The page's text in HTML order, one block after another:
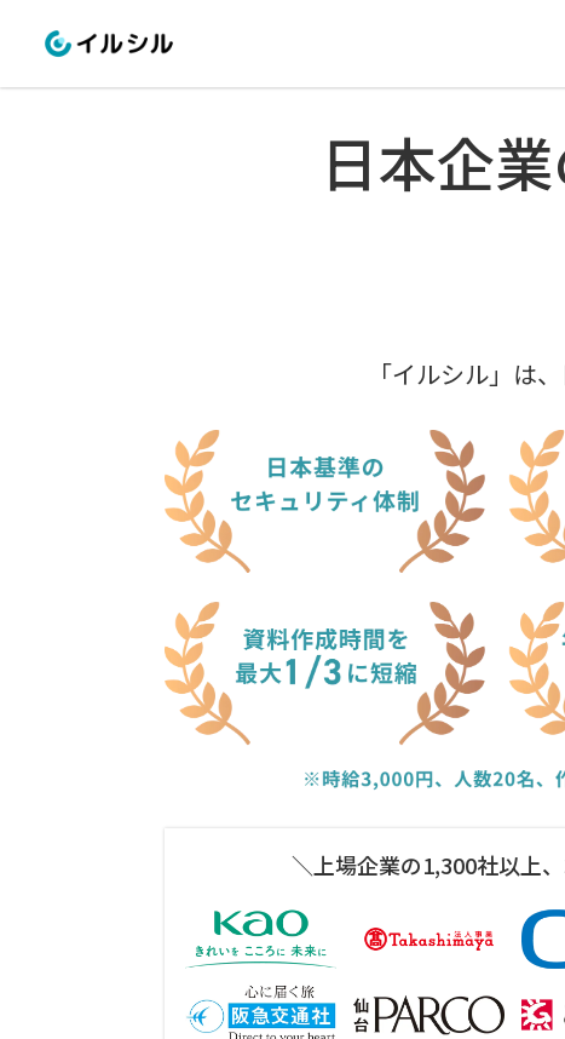
日本企
「イルシル」は
＼上場企業の1,300社以上